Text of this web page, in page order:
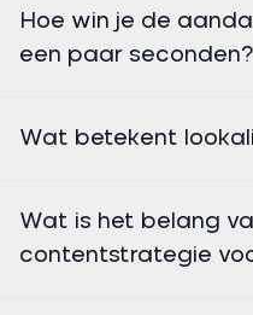
Hoe win je de
een paar seconden?
Wat betekent
Wat is het belang
contentstrategie